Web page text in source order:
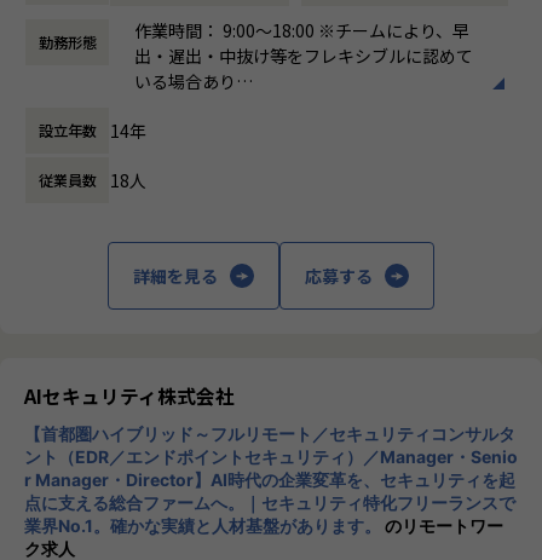
▼求める人物像
「一流であれ」「自ら仕掛ける」「ヒトをつくる」「本気を
複数プロダクトを横断し、当事者意識を持って課題を完遂で
未整備の課題を自ら発見し、仕組みとして解決することにや
ポジションの魅力
全社の技術基盤を「設計する」立場
特定プロダクトの運用担当ではなく、オープングループ全体
のインフラ・セキュリティ・監視の標準を自ら定義していく
りの裁量と影響範囲が大きいことが特徴です。
■0→1フェーズの面白さ
セキュリティガバナンス、監視・オブザーバビリティ基盤、I
aC による自動化など、これから整備していくテーマが揃って
います。既存の仕組みを維持するのではなく、自分の手で土
台を作り上げる経験ができます。
勤務形態
作業時間： 9:00〜18:00 ※チームにより、早
出・遅出・中抜け等をフレキシブルに認めて
いる場合あり
時など）
休憩時間： 60分
設立年数 14年
従業員数 18人
詳細を見る 応募する
AIセキュリティ株式会社
【首都圏ハイブリッド～フルリモート／セキュリティコンサルタ
ント（EDR／エンドポイントセキュリティ）／Manager・Senio
r Manager・Director】AI時代の企業変革を、セキュリティを起
点に支える総合ファームへ。｜セキュリティ特化フリーランスで
業界No.1。確かな実績と人材基盤があります。
のリモートワー
ク求人